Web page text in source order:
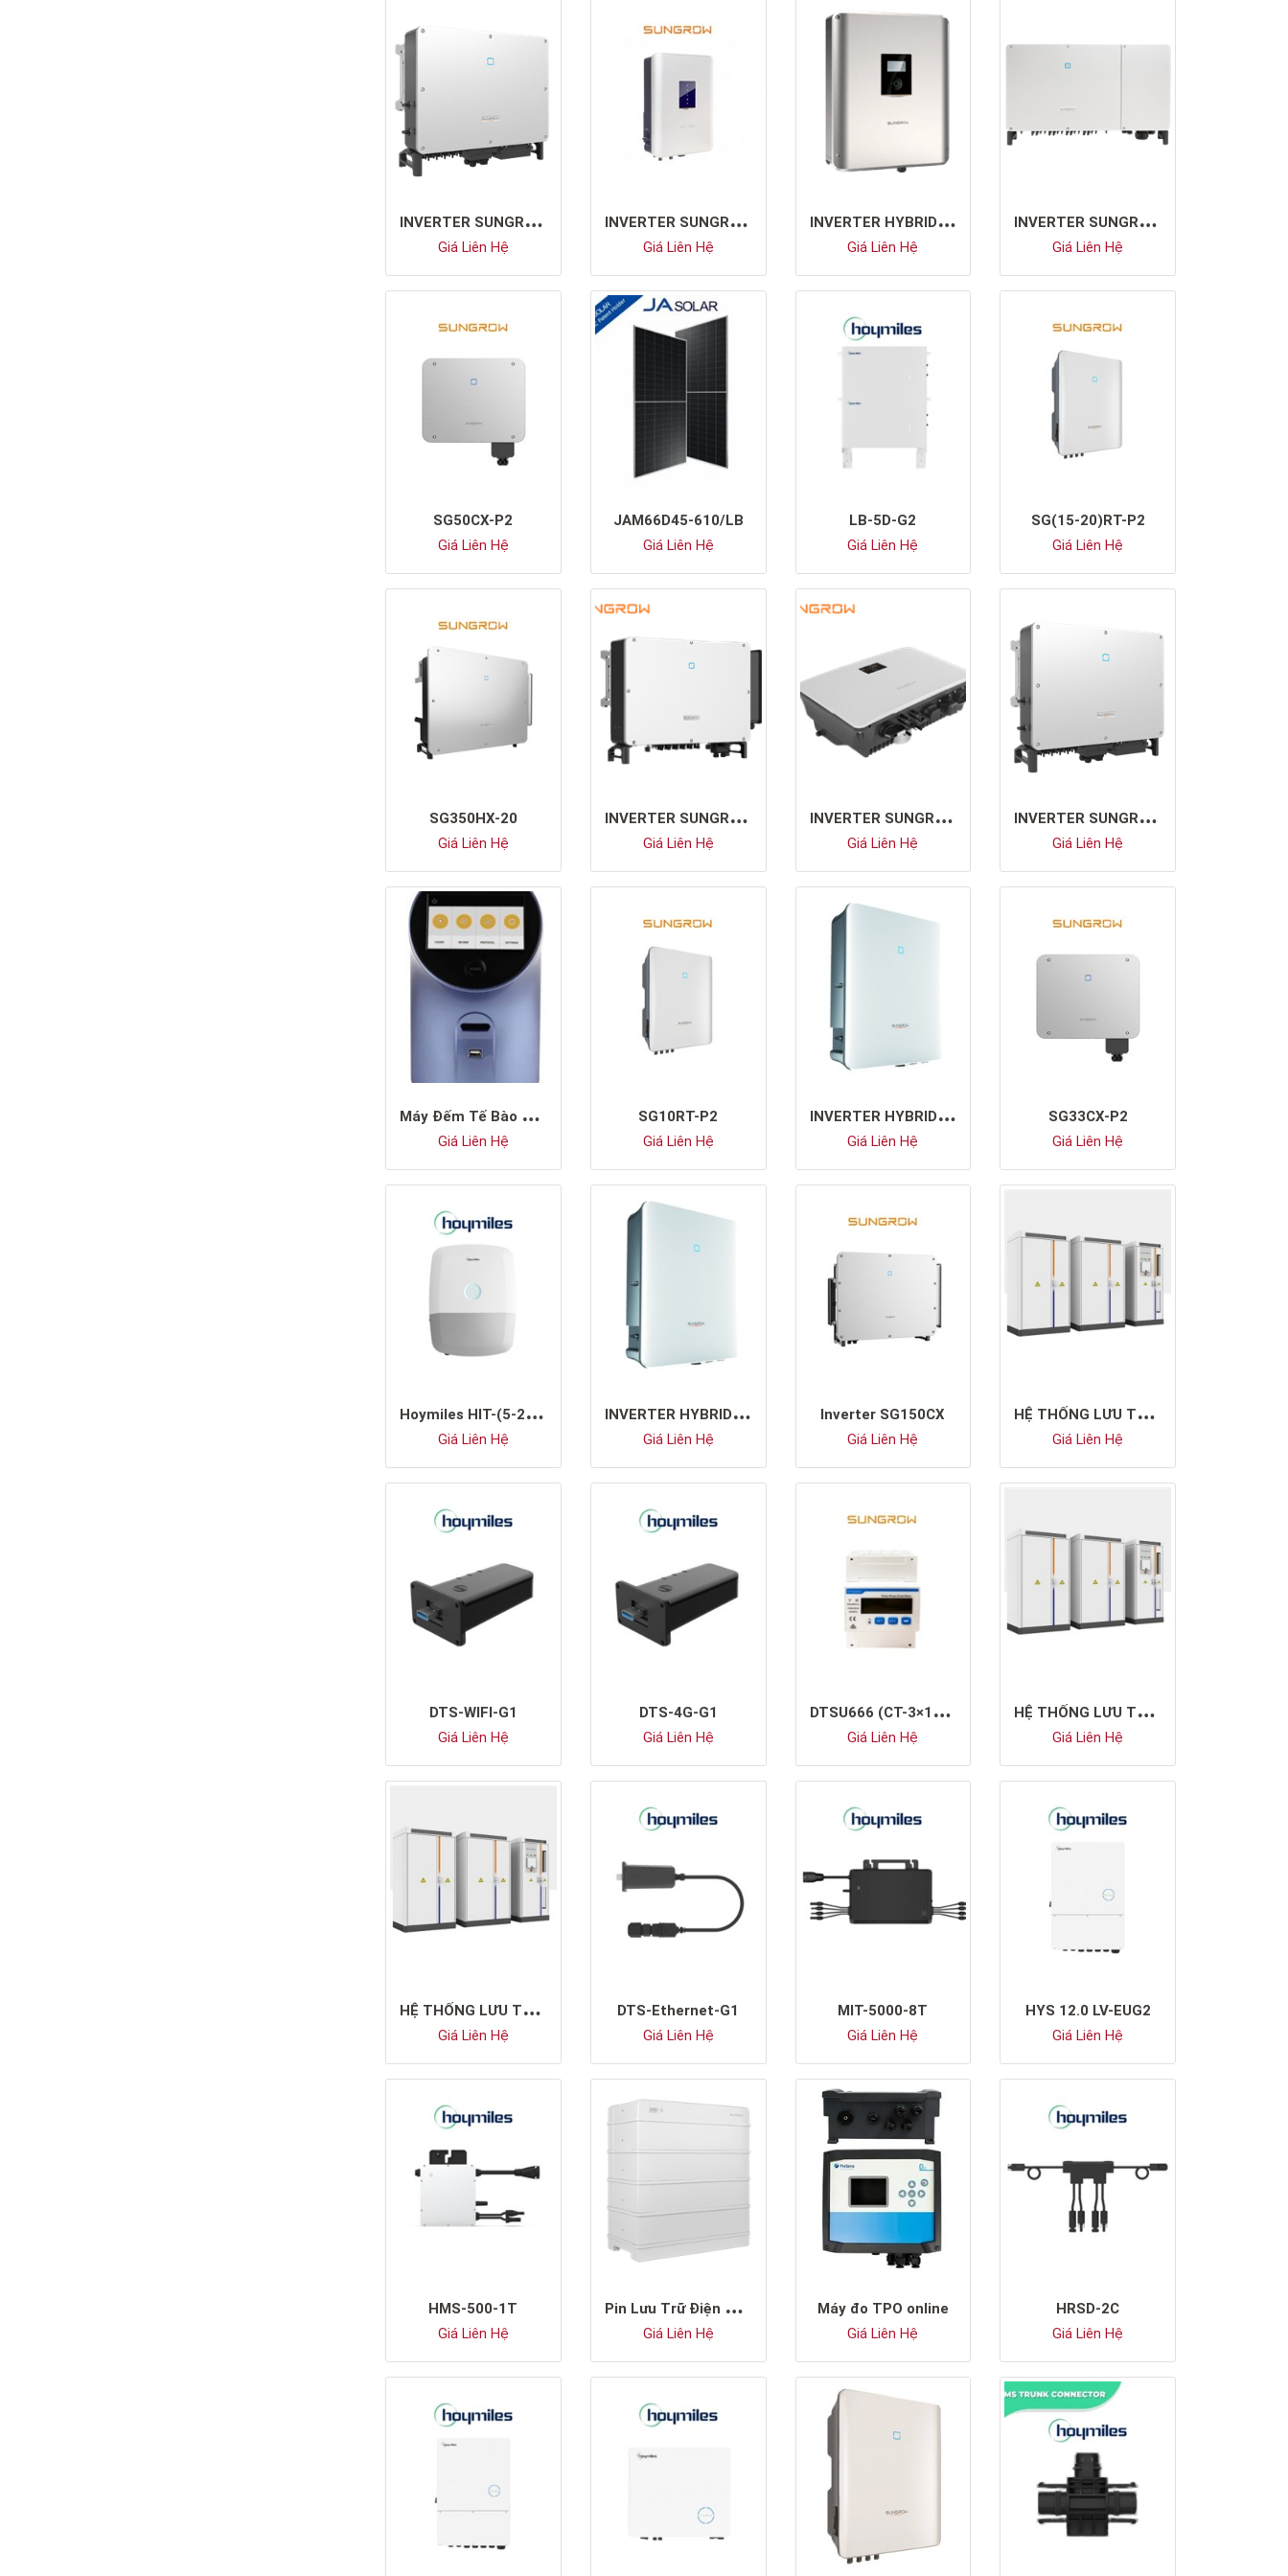
I
NVERTER SUNGROW SG33CX
Giá Liên Hệ
I
NVERTER SUNGROW SG10KTL-M
Giá Liên Hệ
I
NVERTER HYBRID SUNGROW SH5K-30
Giá Liên Hệ
I
NVERTER SUNGROW SG110CX
Giá Liên Hệ
SG50CX-P2
Giá Liên Hệ
JAM66D45-610/LB
Giá Liên Hệ
LB-5D-G2
Giá Liên Hệ
SG(15-20)RT-P2
Giá Liên Hệ
SG350HX-20
Giá Liên Hệ
I
NVERTER SUNGROW SG125CX-P2
Giá Liên Hệ
I
NVERTER SUNGROW SG5.0RS
Giá Liên Hệ
I
NVERTER SUNGROW SG50CX
Giá Liên Hệ
M
áy Đếm Tế Bào Nấm Men Tự Động
Giá Liên Hệ
SG10RT-P2
Giá Liên Hệ
I
NVERTER HYBRID SUNGROW SH5.0RT
Giá Liên Hệ
SG33CX-P2
Giá Liên Hệ
H
oymiles HIT-(5-20)L-G3
Giá Liên Hệ
I
NVERTER HYBRID SUNGROW SH10RT
Giá Liên Hệ
Inverter SG150CX
Giá Liên Hệ
H
Ệ THỐNG LƯU TRỮ ĐIỆN SUNGROW ST106CP-50HV
Giá Liên Hệ
DTS-WIFI-G1
Giá Liên Hệ
DTS-4G-G1
Giá Liên Hệ
D
TSU666 (CT-3×100A)
Giá Liên Hệ
H
Ệ THỐNG LƯU TRỮ ĐIỆN SUNGROW ST101CP-50HV
Giá Liên Hệ
H
Ệ THỐNG LƯU TRỮ ĐIỆN SUNGROW ST111CP-50HV
Giá Liên Hệ
DTS-Ethernet-G1
Giá Liên Hệ
MIT-5000-8T
Giá Liên Hệ
HYS 12.0 LV-EUG2
Giá Liên Hệ
HMS-500-1T
Giá Liên Hệ
P
in Lưu Trữ Điện LFP Điện Áp Cao Sungrow SBR128
Giá Liên Hệ
Máy đo TPO online
Giá Liên Hệ
HRSD-2C
Giá Liên Hệ